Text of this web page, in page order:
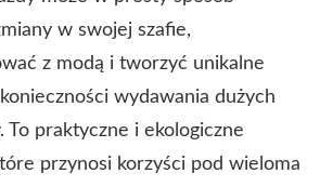
w swojej szafie,
z modą i tworzyć unikalne
wydawania dużych
To praktyczne i ekologiczne
przynosi korzyści pod wieloma